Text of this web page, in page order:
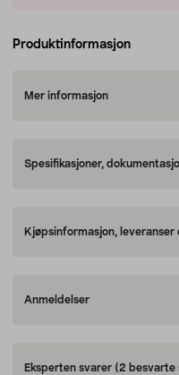
Produktinformasjon
Mer informasjon
Spesifikasjoner,
Kjøpsinformasjon, leveranser
Anmeldelser
Eksperten svarer (2 besvarte